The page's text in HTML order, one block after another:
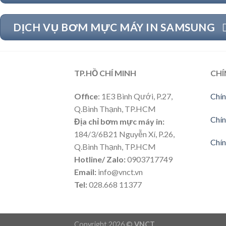
DỊCH VỤ BƠM MỰC MÁY IN SAMSUNG
TP.HỒ CHÍ MINH
Office: 1E3 Bình Qưới, P.27,
Q.Bình Thạnh, TP.HCM
Địa chỉ bơm mực máy in:
184/3/6B21 Nguyễn Xí, P.26,
Q.Bình Thạnh, TP.HCM
Hotline/ Zalo:0903717749
Email: info@vnct.vn
Tel:028.668 11377
Copyright 2026 © VNCT